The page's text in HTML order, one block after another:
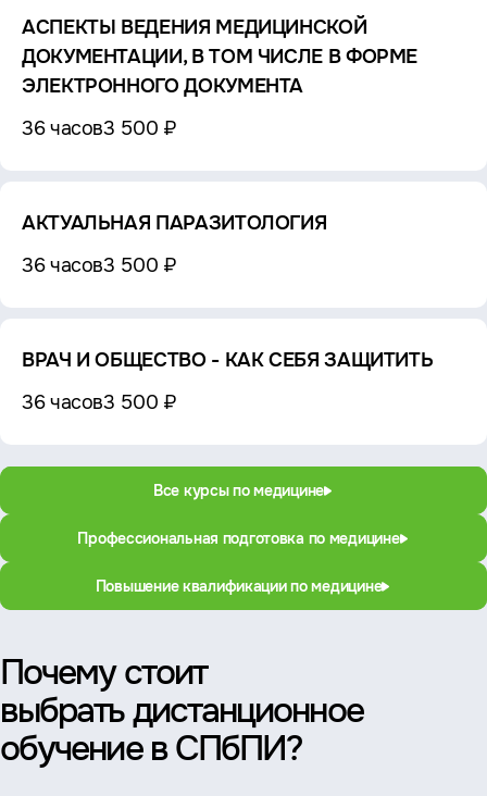
АСПЕКТЫ ВЕДЕНИЯ МЕДИЦИНСКОЙ
ДОКУМЕНТАЦИИ, В ТОМ ЧИСЛЕ В ФОРМЕ
ЭЛЕКТРОННОГО ДОКУМЕНТА
36 часов3 500 ₽
АКТУАЛЬНАЯ ПАРАЗИТОЛОГИЯ
36 часов3 500 ₽
ВРАЧ И ОБЩЕСТВО - КАК СЕБЯ ЗАЩИТИТЬ
36 часов3 500 ₽
Все курсы по медицине
Профессиональная подготовка по медицине
Повышение квалификации по медицине
Почему стоит
выбрать дистанционное
обучение в СПбПИ?